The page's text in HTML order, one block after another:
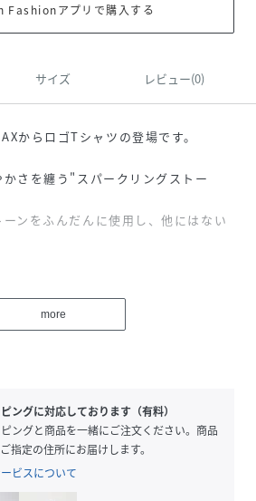
Fashionアプリで購入する
サイズ レビュー(0)
からロゴTシャツの登場です。
さを纏う"スパークリングストー
ンをふんだんに使用し、他にはない
を与える加工を施し、シルクのような
た生地は、さらさらと滑らかな表面感
立するこだわりの逸品を是非。
more
ングに対応しております（有料）
ングと商品を一緒にご注文ください。商品
指定の住所にお届けします。
ビスについて